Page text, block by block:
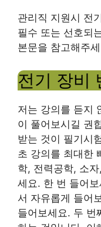
관리직 지원시 전
필수 또는 선호되
본문을 참고해주
전기 장비
저는 강의를 듣지
이 풀어보시길 권
받는 것이 필기시
초 강의를 최대한
학, 전력공학, 소
세요. 한 번 들어
서 자유롭게 들어
들어보세요. 두 번